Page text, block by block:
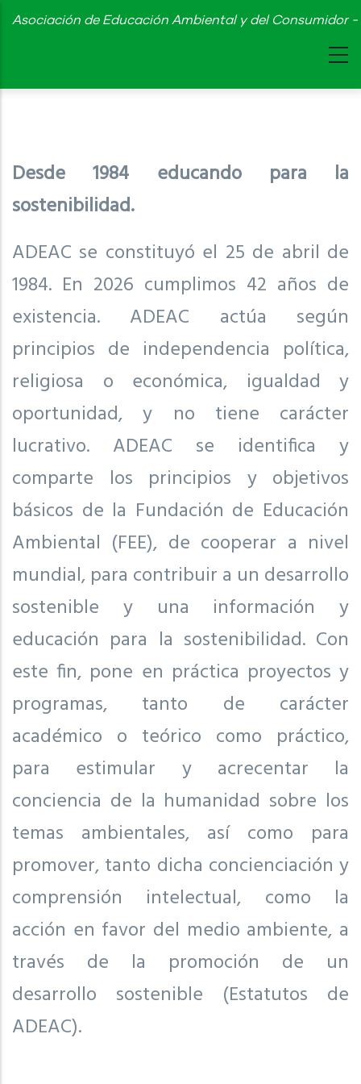
Skip
content
Asociación de Educación Ambiental y del Consumidor
Desde 1984 educando para la
sostenibilidad.
ADEAC se constituyó el 25 de abril de
1984. En 2026 cumplimos 42 años de
existencia. ADEAC actúa según
principios de independencia política,
religiosa o económica, igualdad y
oportunidad, y no tiene carácter
lucrativo. ADEAC se identifica y
comparte los principios y objetivos
básicos de la Fundación de Educación
Ambiental (FEE), de cooperar a nivel
mundial, para contribuir a un desarrollo
sostenible y una información y
educación para la sostenibilidad. Con
este fin, pone en práctica proyectos y
programas, tanto de carácter
académico o teórico como práctico,
para estimular y acrecentar la
conciencia de la humanidad sobre los
temas ambientales, así como para
promover, tanto dicha concienciación y
comprensión intelectual, como la
acción en favor del medio ambiente, a
través de la promoción de un
desarrollo sostenible (Estatutos de
ADEAC).